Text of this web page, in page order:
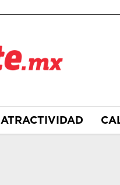
ATRACTIVIDAD